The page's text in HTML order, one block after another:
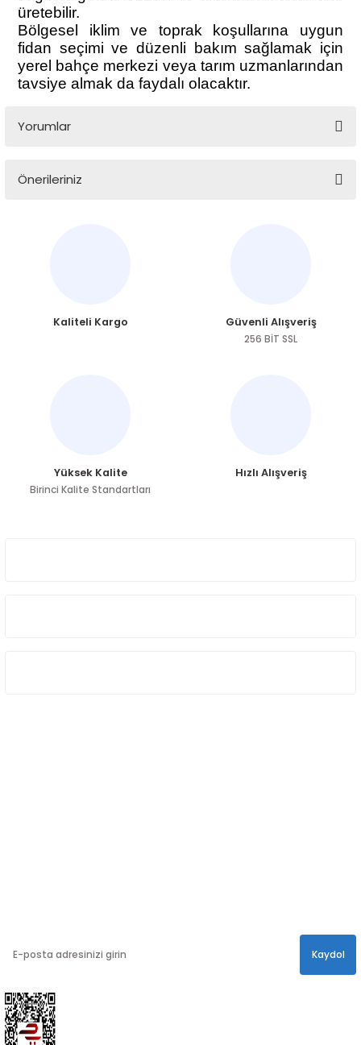
üretebilir.
Bölgesel iklim ve toprak koşullarına uygun
fidan seçimi ve düzenli bakım sağlamak için
yerel bahçe merkezi veya tarım uzmanlarından
tavsiye almak da faydalı olacaktır.
Yorumlar
Önerileriniz
Ürün açıklamasında eksik bilgiler bulunuyor.
Kaliteli Kargo Güvenli Alışveriş
256 BİT SSL
Yüksek Kalite
Birinci Kalite Standartları
Hızlı Alışveriş
Kaydol